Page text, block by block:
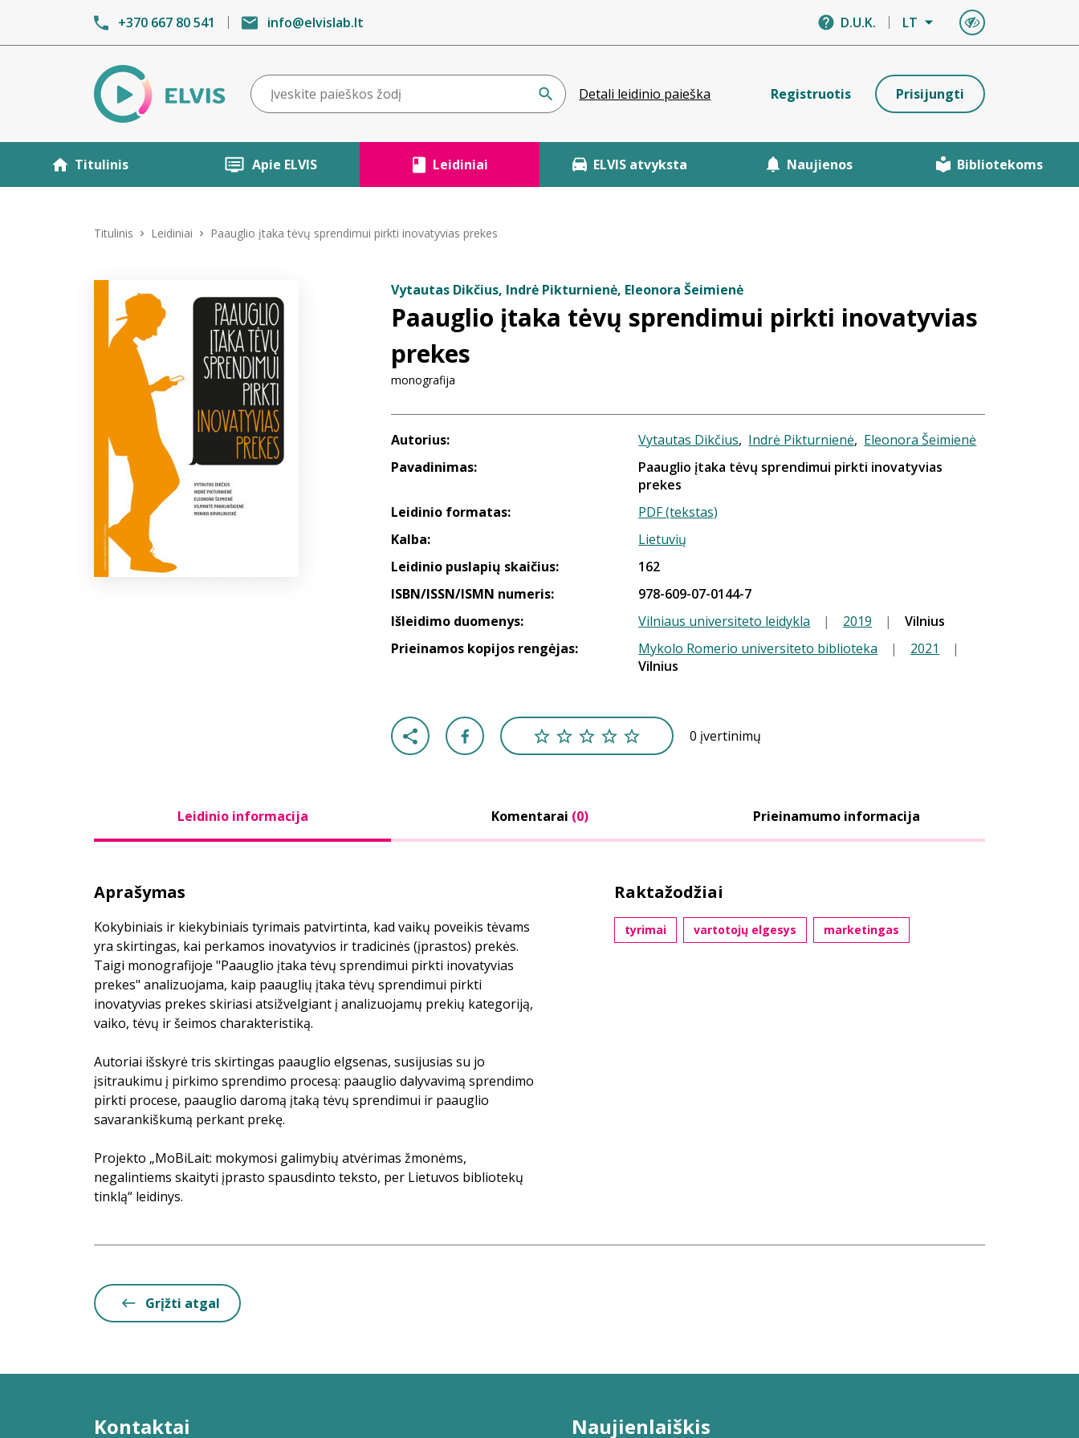
+370 667 80 541 info@elvislab.lt D.U.K. LT
Detali leidinio paieška Registruotis Prisijungti
Titulinis Apie ELVIS Leidiniai ELVIS atvyksta Naujienos Bibliotekoms
Titulinis Leidiniai Paauglio įtaka tėvų sprendimui pirkti inovatyvias prekes
Vytautas Dikčius, Indrė Pikturnienė, Eleonora Šeimienė
Paauglio įtaka tėvų sprendimui pirkti inovatyvias
prekes
monografija
Autorius: Vytautas Dikčius, Indrė Pikturnienė, Eleonora Šeimienė
Pavadinimas:
Paauglio įtaka tėvų sprendimui pirkti inovatyvias
prekes
Leidinio formatas:
PDF (tekstas)
Kalba:
Lietuvių
Leidinio puslapių skaičius:
162
ISBN/ISSN/ISMN numeris:
978-609-07-0144-7
Išleidimo duomenys:
Vilniaus universiteto leidykla | 2019 |
Vilnius
Prieinamos kopijos rengėjas:
Mykolo Romerio universiteto biblioteka | 2021
|
Vilnius
0 įvertinimų
Leidinio informacija Komentarai (0) Prieinamumo informacija
Aprašymas
Kokybiniais ir kiekybiniais tyrimais patvirtinta, kad vaikų poveikis tėvams
yra skirtingas, kai perkamos inovatyvios ir tradicinės (įprastos) prekės.
Taigi monografijoje "Paauglio įtaka tėvų sprendimui pirkti inovatyvias
prekes" analizuojama, kaip paauglių įtaka tėvų sprendimui pirkti
inovatyvias prekes skiriasi atsižvelgiant į analizuojamų prekių kategoriją,
vaiko, tėvų ir šeimos charakteristiką.
Autoriai išskyrė tris skirtingas paauglio elgsenas, susijusias su jo
įsitraukimu į pirkimo sprendimo procesą: paauglio dalyvavimą sprendimo
pirkti procese, paauglio daromą įtaką tėvų sprendimui ir paauglio
savarankiškumą perkant prekę.
Projekto „MoBiLait: mokymosi galimybių atvėrimas žmonėms,
negalintiems skaityti įprasto spausdinto teksto, per Lietuvos bibliotekų
tinklą“ leidinys.
Raktažodžiai
tyrimai vartotojų elgesys marketingas
Grįžti atgal
Kontaktai Naujienlaiškis